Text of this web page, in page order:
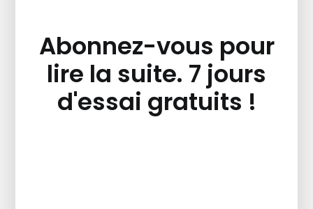
Abonnez-vous pour
lire la suite. 7 jours
d'essai gratuits !